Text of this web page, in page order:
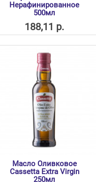
Нерафинированное
500мл
188,11 р.
Масло Оливковое
Cassetta Extra Virgin
250мл